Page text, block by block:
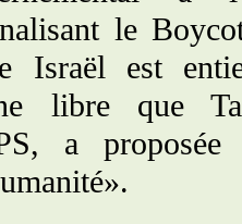
le
Israël est
libre que
a